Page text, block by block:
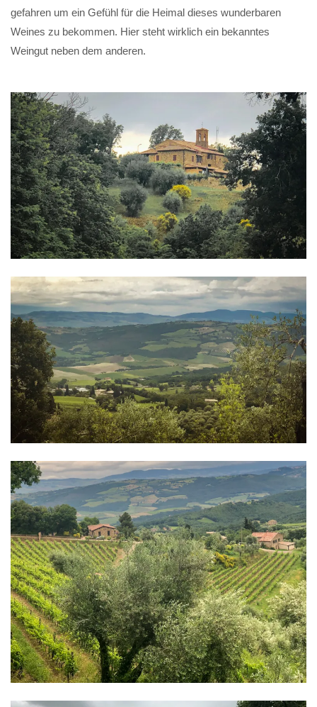
gefahren um ein Gefühl für die Heimal dieses wunderbaren
Weines zu bekommen. Hier steht wirklich ein bekanntes
Weingut neben dem anderen.